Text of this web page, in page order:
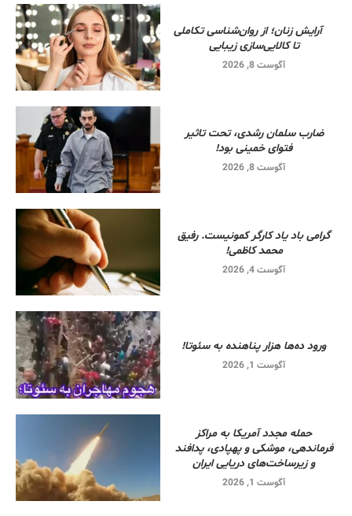
آرایش زنان؛ از روان‌شناسی تکاملی
تا کالایی‌سازی زیبایی
آگوست 8, 2026
ضارب سلمان رشدی، تحت تاثیر
فتوای خمینی بود!
آگوست 8, 2026
گرامی باد یاد کارگر کمونیست. رفیق
محمد کاظمی!
آگوست 4, 2026
ورود ده‌ها هزار پناهنده به سئوتا!
آگوست 1, 2026
حمله مجدد آمریکا به مراکز
فرماندهی، موشکی و پهپادی، پدافند
و زیرساخت‌های دریایی ایران
آگوست 1, 2026